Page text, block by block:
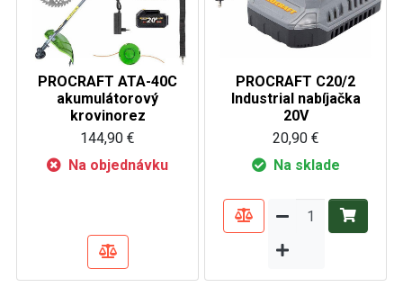
PROCRAFT ATA-40C
akumulátorový
krovinorez
144,90 €
Na objednávku
PROCRAFT C20/2
Industrial nabíjačka
20V
20,90 €
Na sklade